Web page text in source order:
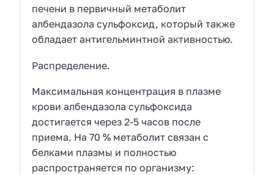
печени в первичный метаболит
албендазола сульфоксид, который также
обладает антигельминтной активностью.
Распределение.
Максимальная концентрация в плазме
крови албендазола сульфоксида
достигается через 2-5 часов после
приема. На 70 % метаболит связан с
белками плазмы и полностью
распространяется по организму: